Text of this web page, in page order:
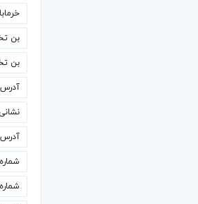
بن
بن
آدرس
آدرس